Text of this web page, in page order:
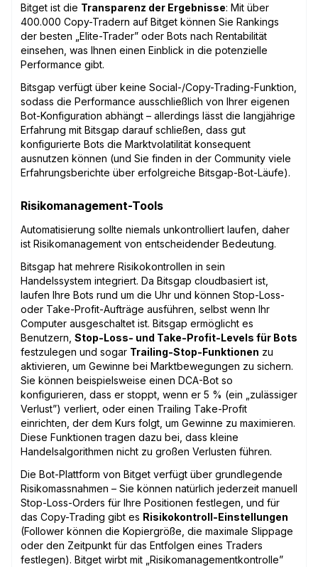
Bitget ist die Transparenz der Ergebnisse: Mit über
400.000 Copy-Tradern auf Bitget können Sie Rankings
der besten „Elite-Trader” oder Bots nach Rentabilität
einsehen, was Ihnen einen Einblick in die potenzielle
Performance gibt.
Bitsgap verfügt über keine Social-/Copy-Trading-Funktion,
sodass die Performance ausschließlich von Ihrer eigenen
Bot-Konfiguration abhängt – allerdings lässt die langjährige
Erfahrung mit Bitsgap darauf schließen, dass gut
konfigurierte Bots die Marktvolatilität konsequent
ausnutzen können (und Sie finden in der Community viele
Erfahrungsberichte über erfolgreiche Bitsgap-Bot-Läufe).
Risikomanagement-Tools
Automatisierung sollte niemals unkontrolliert laufen, daher
ist Risikomanagement von entscheidender Bedeutung.
Bitsgap hat mehrere Risikokontrollen in sein
Handelssystem integriert. Da Bitsgap cloudbasiert ist,
laufen Ihre Bots rund um die Uhr und können Stop-Loss-
oder Take-Profit-Aufträge ausführen, selbst wenn Ihr
Computer ausgeschaltet ist. Bitsgap ermöglicht es
Benutzern, Stop-Loss- und Take-Profit-Levels für Bots
festzulegen und sogar Trailing-Stop-Funktionen zu
aktivieren, um Gewinne bei Marktbewegungen zu sichern.
Sie können beispielsweise einen DCA-Bot so
konfigurieren, dass er stoppt, wenn er 5 % (ein „zulässiger
Verlust”) verliert, oder einen Trailing Take-Profit
einrichten, der dem Kurs folgt, um Gewinne zu maximieren.
Diese Funktionen tragen dazu bei, dass kleine
Handelsalgorithmen nicht zu großen Verlusten führen.
Die Bot-Plattform von Bitget verfügt über grundlegende
Risikomassnahmen – Sie können natürlich jederzeit manuell
Stop-Loss-Orders für Ihre Positionen festlegen, und für
das Copy-Trading gibt es Risikokontroll-Einstellungen
(Follower können die Kopiergröße, die maximale Slippage
oder den Zeitpunkt für das Entfolgen eines Traders
festlegen). Bitget wirbt mit „Risikomanagementkontrolle”